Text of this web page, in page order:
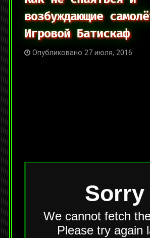
возбуждающие
Игровой Батискаф
Опубликовано 27 июля, 2016
Интервью и
Метки:в гостях, видеоигры,